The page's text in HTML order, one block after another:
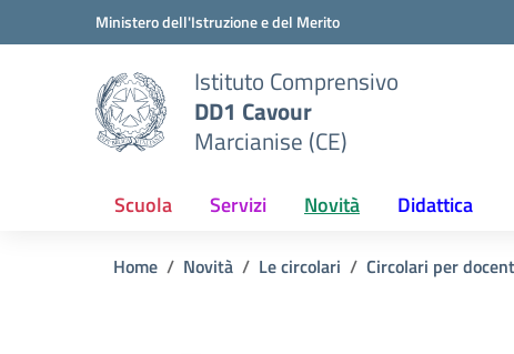
Vai ai contenuti
Vai al menu di navigazioneMinistero dell'Istruzione e del Merito
Istituto Comprensivo
DD1 Cavour
Marcianise (CE)
Scuola Servizi Novità Didattica
Home Novità Le circolari Circolari per